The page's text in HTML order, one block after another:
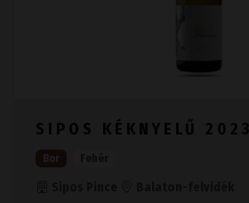
SIPOS KÉKNYELŰ 2023